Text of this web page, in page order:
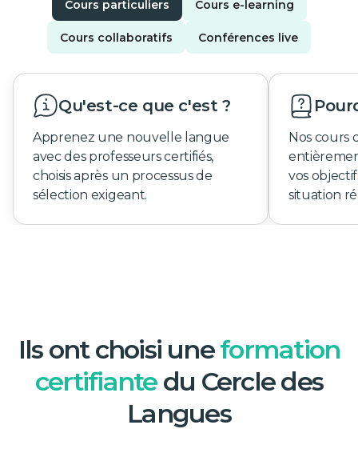
Cours particuliers Cours e-learning
Cours collaboratifs Conférences live
Qu'est-ce que c'est ?
Apprenez une nouvelle langue
avec des professeurs certifiés,
choisis après un processus de
sélection exigeant.
Nos cours
vos
situation
Ils ont choisi uneformation
certifiantedu Cercle des
Langues